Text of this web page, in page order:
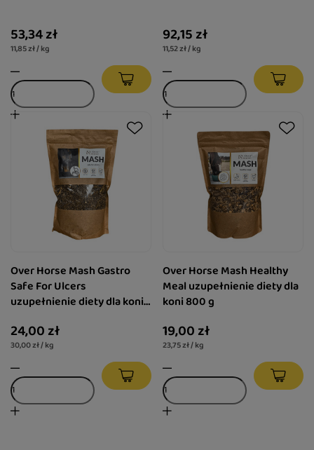
53,34 zł
11,85 zł / kg
92,15 zł
11,52 zł / kg
Over Horse Mash Gastro
Safe For Ulcers
uzupełnienie diety dla koni
24,00 zł
30,00 zł / kg
Over Horse Mash Healthy
Meal uzupełnienie diety dla
koni 800 g
19,00 zł
23,75 zł / kg